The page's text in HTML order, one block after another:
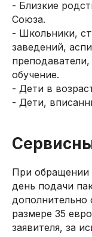
- Близкие
Союза.
- Школьники,
заведений,
обучение.
- Дети в
- Дети,
При обращении
день подачи
дополнительно
размере 35
заявителя, за